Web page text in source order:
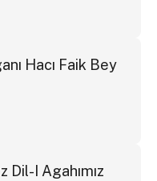
Hacı Faik Bey
Dil-I Agahımız